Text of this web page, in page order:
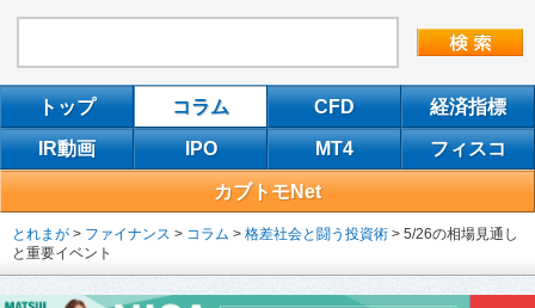
トップ コラム CFD 経済指標
IR動画 IPO MT4 フィスコ
カブトモNet
とれまが > ファイナンス > コラム > 格差社会と闘う投資術 > 5/26の相場見通し
と重要イベント